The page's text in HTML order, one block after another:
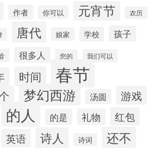
作者 你可以 元宵节 农历
唐代 娘家 学校 孩子
很多人 您的 我们可以
时间 春节
梦幻西游 汤圆 游戏
的人 的是 礼物 红包
英语 诗人 诗词 还不